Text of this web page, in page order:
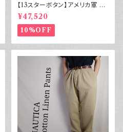
【13スターボタン】アメリカ軍 M
43 HBT ジャケット パッチ 軍物
実物
¥47,520
10%OFF